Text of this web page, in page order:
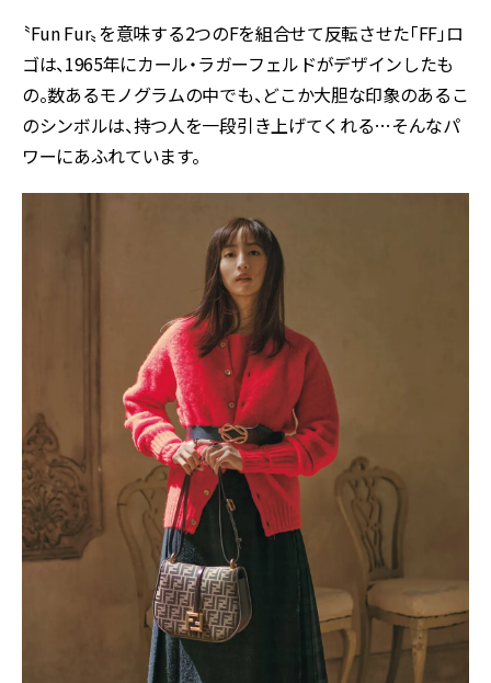
〝Fun Fur〟を意味する2つのFを組合せて反転させた「FF」ロ
ゴは、1965年にカール・ラガーフェルドがデザインしたも
の。数あるモノグラムの中でも、どこか大胆な印象のあるこ
のシンボルは、持つ人を一段引き上げてくれる…そんなパ
ワーにあふれています。